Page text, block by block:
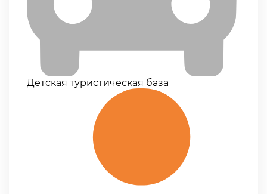
Детская туристическая база